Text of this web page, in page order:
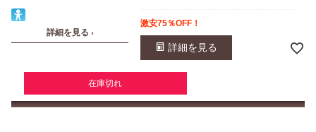
詳細を見る ›
激安75％OFF！
詳細を見る
在庫切れ